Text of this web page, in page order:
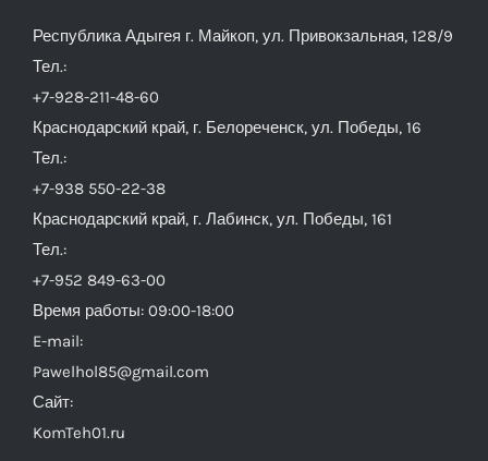
Республика Адыгея г. Майкоп, ул. Привокзальная, 128/9
Тел.:
+7-928-211-48-60
Краснодарский край, г. Белореченск, ул. Победы, 16
Тел.:
+7-938 550-22-38
Краснодарский край, г. Лабинск, ул. Победы, 161
Тел.:
+7-952 849-63-00
Время работы: 09:00-18:00
E-mail:
Pawelhol85@gmail.com
Сайт:
KomTeh01.ru